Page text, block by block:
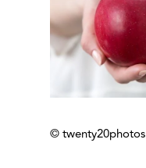
© twenty20photos